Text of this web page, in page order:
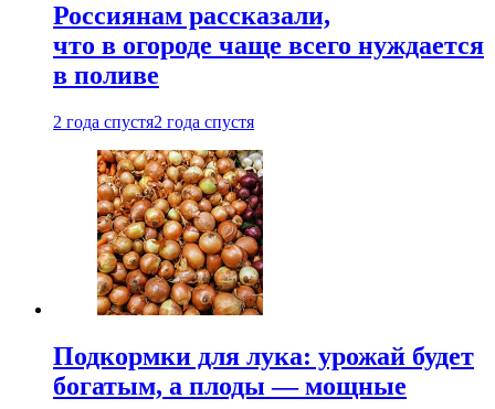
Россиянам рассказали,
что в огороде чаще всего нуждается
в поливе
2 года спустя2 года спустя
Подкормки для лука: урожай будет
богатым, а плоды — мощные